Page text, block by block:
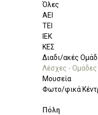
Όλες
ΑΕΙ
ΤΕΙ
ΙΕΚ
ΚΕΣ
Διαδι/ακές
Λέσχες - Ομάδες
Μουσεία
Φωτο/φικά
Πόλη